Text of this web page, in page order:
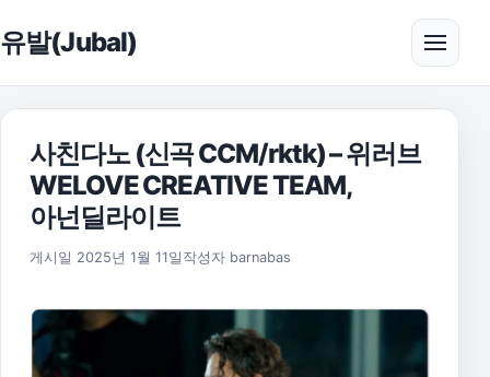
유발(Jubal) 메뉴
사친다노 (신곡 CCM/rktk) – 위러브
WELOVE CREATIVE TEAM,
아넌딜라이트
게시일 2025년 1월 11일 작성자 barnabas